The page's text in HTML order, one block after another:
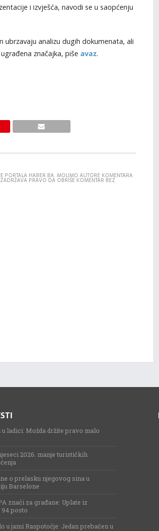
i izvješća, navodi se u saopćenju
ubrzavaju analizu dugih dokumenata, ali
značajka, piše avaz.
PORTALA HABER.BA. MOLIMO AUTORE KOMENTARA
PRAVO DA OBRIŠE KOMENTAR BEZ
ladici: Možda držite pravo malo
2026. manje turističkih
o prelasku njegovog sina u
Barselone
znači za građane: Uplate iz
posto
u jami Raspotočje: Jedan prebačen u